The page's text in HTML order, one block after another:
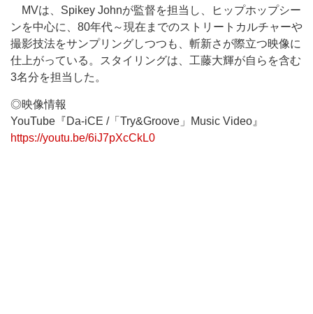
MVは、Spikey Johnが監督を担当し、ヒップホップシー
ンを中心に、80年代～現在までのストリートカルチャーや
撮影技法をサンプリングしつつも、斬新さが際立つ映像に
仕上がっている。スタイリングは、工藤大輝が自らを含む
3名分を担当した。
◎映像情報
YouTube『Da-iCE /「Try&Groove」Music Video』
https://youtu.be/6iJ7pXcCkL0